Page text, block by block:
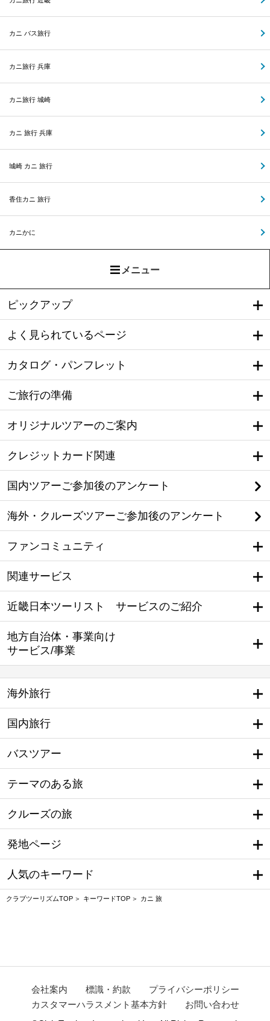
カニ バス旅行
カニ旅行 兵庫
カニ旅行 城崎
カニ 旅行 兵庫
城崎 カニ 旅行
香住カニ 旅行
カニかに
メニュー
ピックアップ
よく見られているページ
カタログ・パンフレット
ご旅行の準備
オリジナルツアーのご案内
クレジットカード関連
国内ツアーご参加後のアンケート
海外・クルーズツアーご参加後のアンケート
ファンコミュニティ
関連サービス
近畿日本ツーリスト サービスのご紹介
地方自治体・事業向け
サービス/事業
海外旅行
国内旅行
バスツアー
テーマのある旅
クルーズの旅
発地ページ
人気のキーワード
クラブツーリズムTOP キーワードTOP カニ 旅
会社案内 標識・約款
プライバシーポリシー
カスタマーハラスメント基本方針
お問い合わせ